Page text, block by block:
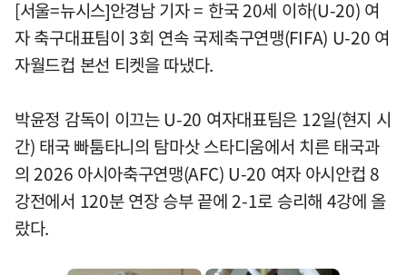
[서울=뉴시스]안경남 기자 = 한국 20세 이하(U-20) 여
자 축구대표팀이 3회 연속 국제축구연맹(FIFA) U-20 여
자월드컵 본선 티켓을 따냈다.
박윤정 감독이 이끄는 U-20 여자대표팀은 12일(현지 시
간) 태국 빠툼타니의 탐마삿 스타디움에서 치른 태국과
의 2026 아시아축구연맹(AFC) U-20 여자 아시안컵 8
강전에서 120분 연장 승부 끝에 2-1로 승리해 4강에 올
랐다.